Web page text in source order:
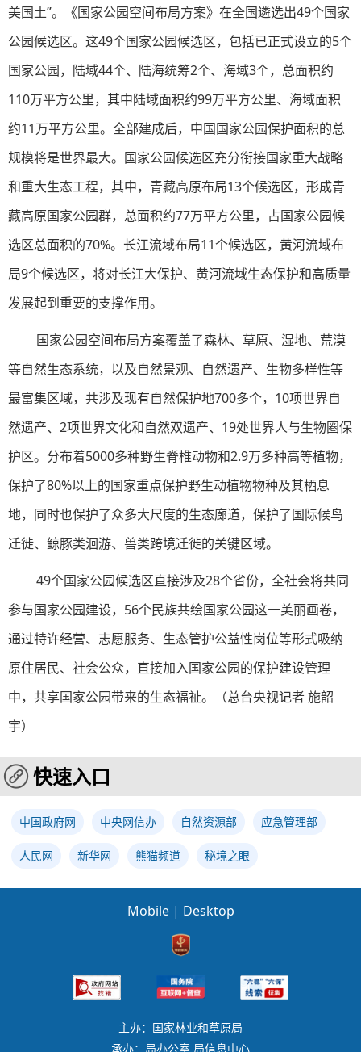
美国土”。《国家公园空间布局方案》在全国遴选出49个国家
公园候选区。这49个国家公园候选区，包括已正式设立的5个
国家公园，陆域44个、陆海统筹2个、海域3个，总面积约
110万平方公里，其中陆域面积约99万平方公里、海域面积
约11万平方公里。全部建成后，中国国家公园保护面积的总
规模将是世界最大。国家公园候选区充分衔接国家重大战略
和重大生态工程，其中，青藏高原布局13个候选区，形成青
藏高原国家公园群，总面积约77万平方公里，占国家公园候
选区总面积的70%。长江流域布局11个候选区，黄河流域布
局9个候选区，将对长江大保护、黄河流域生态保护和高质量
发展起到重要的支撑作用。
国家公园空间布局方案覆盖了森林、草原、湿地、荒漠
等自然生态系统，以及自然景观、自然遗产、生物多样性等
最富集区域，共涉及现有自然保护地700多个，10项世界自
然遗产、2项世界文化和自然双遗产、19处世界人与生物圈保
护区。分布着5000多种野生脊椎动物和2.9万多种高等植物，
保护了80%以上的国家重点保护野生动植物物种及其栖息
地，同时也保护了众多大尺度的生态廊道，保护了国际候鸟
迁徙、鲸豚类洄游、兽类跨境迁徙的关键区域。
49个国家公园候选区直接涉及28个省份，全社会将共同
参与国家公园建设，56个民族共绘国家公园这一美丽画卷，
通过特许经营、志愿服务、生态管护公益性岗位等形式吸纳
原住居民、社会公众，直接加入国家公园的保护建设管理
中，共享国家公园带来的生态福祉。
（总台央视记者 施韶
宇）
快速入口
中国政府网 中央网信办 自然资源部 应急管理部
人民网 新华网 熊猫频道 秘境之眼
Mobile | Desktop
主办：国家林业和草原局
承办：局办公室 局信息中心